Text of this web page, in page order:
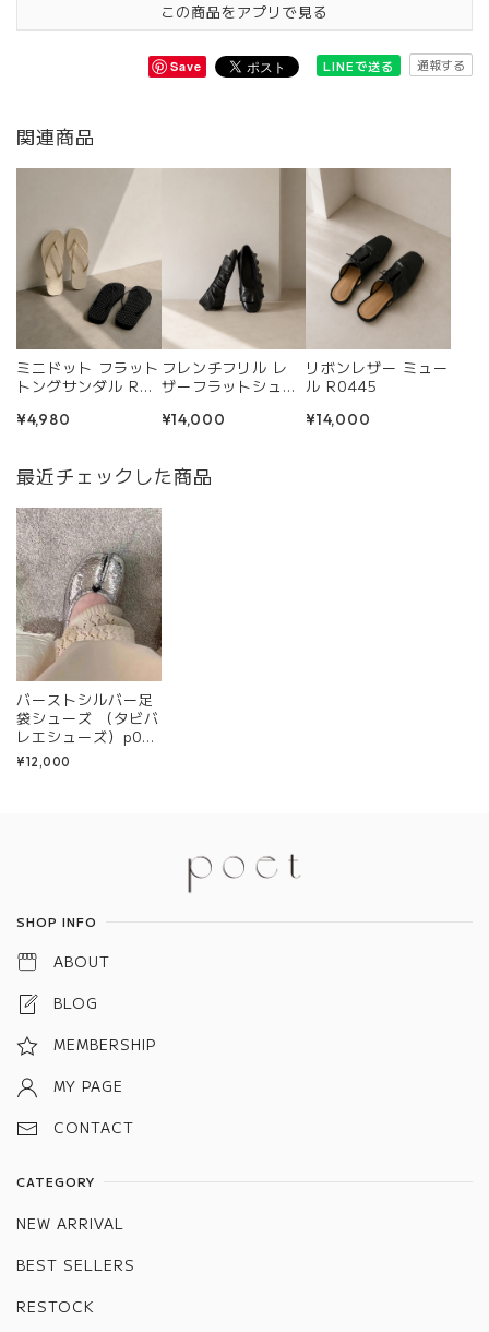
この商品をアプリで見る
Save LINEで送る 通報する
関連商品
ミニドット フラット
トングサンダル R04
¥4,980
フレンチフリル レ
ザーフラットシュー
¥14,000
リボンレザー ミュー
ル R0445
¥14,000
最近チェックした商品
バーストシルバー足
袋シューズ （タビバ
レエシューズ）p037
3
¥12,000
SHOP INFO
ABOUT
BLOG
MEMBERSHIP
MY PAGE
CONTACT
CATEGORY
NEW ARRIVAL
BEST SELLERS
RESTOCK